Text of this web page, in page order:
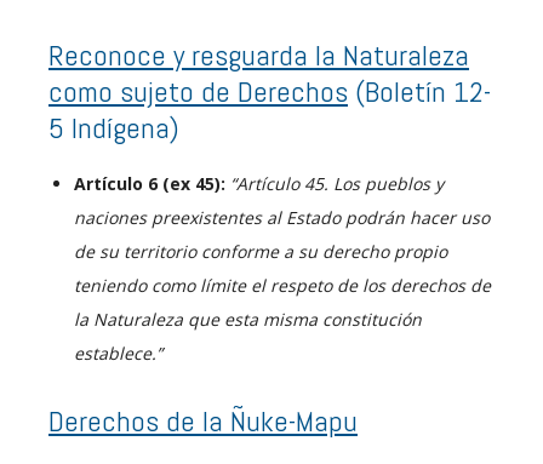
Reconoce y resguarda la Naturaleza
como sujeto de Derechos (Boletín 12-
5 Indígena)
Artículo 6 (ex 45): “Artículo 45. Los pueblos y
naciones preexistentes al Estado podrán hacer uso
de su territorio conforme a su derecho propio
teniendo como límite el respeto de los derechos de
la Naturaleza que esta misma constitución
establece.”
Derechos de la Ñuke-Mapu